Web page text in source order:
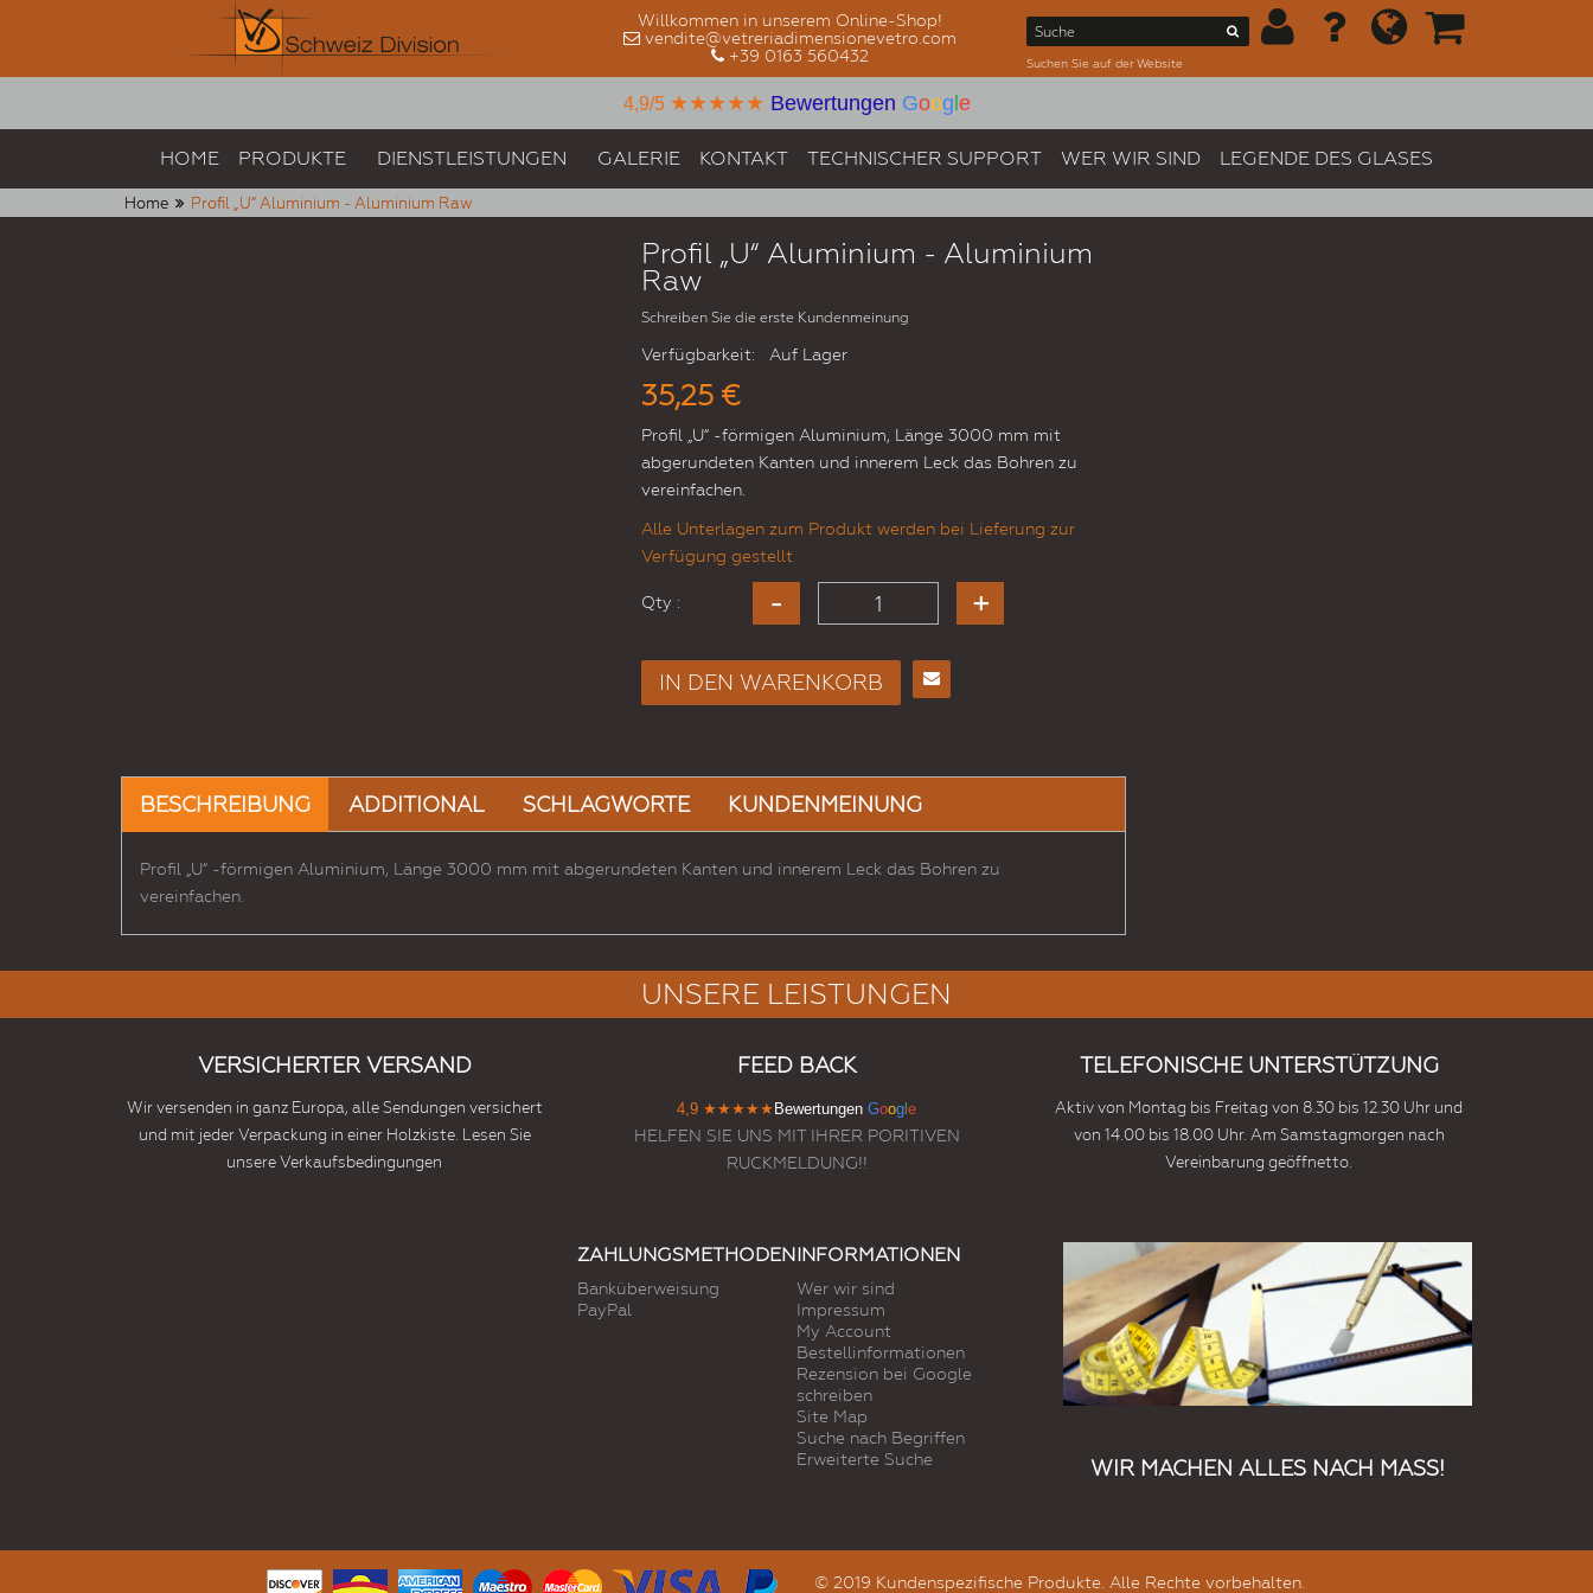
Willkommen in unserem Online-Shop!
vendite@vetreriadimensionevetro.com
+39 0163 560432
Suchen Sie auf der Website
4,9/5 ★★★★★ Bewertungen Goog e
HOME PRODUKTE DIENSTLEISTUNGEN GALERIE KONTAKT TECHNISCHER SUPPORT WER WIR SIND LEGENDE DES GLASES
Home Profil „U“ Aluminium - Aluminium Raw
Profil „U“ Aluminium - Aluminium
Raw
Schreiben Sie die erste Kundenmeinung
Verfügbarkeit: Auf Lager
35,25 €
Profil „U“ -förmigen Aluminium, Länge 3000 mm mit
abgerundeten Kanten und innerem Leck das Bohren zu
vereinfachen.
Alle Unterlagen zum Produkt werden bei Lieferung zur
Verfügung gestellt
Qty :
IN DEN WARENKORB
einen
Freund
BESCHREIBUNG ADDITIONAL SCHLAGWORTE KUNDENMEINUNG
Profil „U“ -förmigen Aluminium, Länge 3000 mm mit abgerundeten Kanten und innerem Leck das Bohren zu
vereinfachen.
UNSERE LEISTUNGEN
VERSICHERTER VERSAND
Wir versenden in ganz Europa, alle Sendungen versichert
und mit jeder Verpackung in einer Holzkiste. Lesen Sie
unsere Verkaufsbedingungen
FEED BACK
4,9 ★★★★★ Bewertungen Goog e
HELFEN SIE UNS MIT IHRER PORITIVEN
RUCKMELDUNG!!
TELEFONISCHE UNTERSTÜTZUNG
Aktiv von Montag bis Freitag von 8.30 bis 12.30 Uhr und
von 14.00 bis 18.00 Uhr. Am Samstagmorgen nach
Vereinbarung geöffnetto.
ZAHLUNGSMETHODEN
Banküberweisung
PayPal
INFORMATIONEN
Wer wir sind
Impressum
My Account
Bestellinformationen
Rezension bei Google
schreiben
Site Map
Suche nach Begriffen
Erweiterte Suche
WIR MACHEN ALLES NACH MASS!
© 2019 Kundenspezifische Produkte. Alle Rechte vorbehalten.